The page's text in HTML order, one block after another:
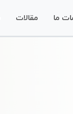
ما مقالات